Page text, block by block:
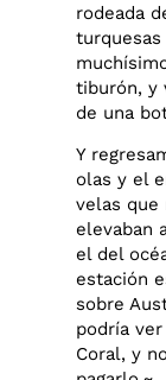
rodeada
tiburón, y
de una
Y
olas y el
velas que
elevaban
el del
estación
sobre
podría
Coral, y